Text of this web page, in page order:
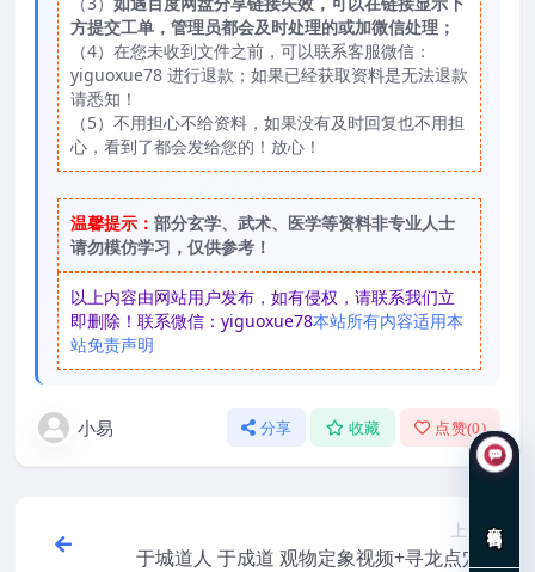
方提交工单，管理员都会及时处理的或加微信处理；
（4）在您未收到文件之前，可以联系客服微信：
yiguoxue78 进行退款；如果已经获取资料是无法退款
请悉知！
（5）不用担心不给资料，如果没有及时回复也不用担
心，看到了都会发给您的！放心！
温馨提示： 部分玄学、武术、医学等资料非专业人士
请勿模仿学习，仅供参考！
以上内容由网站用户发布，如有侵权，请联系我们立
即删除！联系微信：yiguoxue78本站所有内容适用本
站免责声明
小易 分享 收藏 点赞(0)
上一篇
于城道人 于成道 观物定象视频+寻龙点穴录